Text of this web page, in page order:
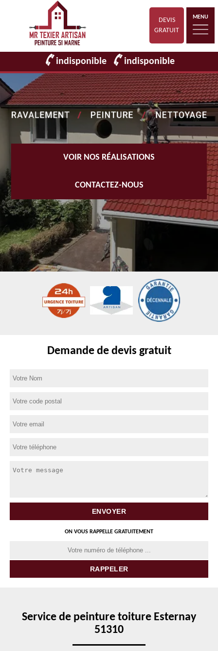
DEVIS
GRATUIT
MENU
indisponible indisponible
VOIR NOS RÉALISATIONS
CONTACTEZ-NOUS
Demande de devis gratuit
ON VOUS RAPPELLE GRATUITEMENT
Service de peinture toiture Esternay
51310